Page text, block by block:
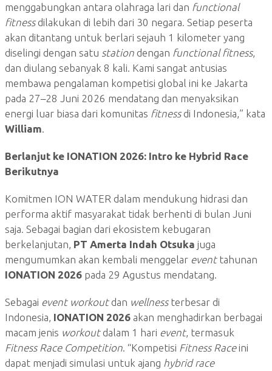
menggabungkan antara olahraga lari dan functional
fitnessdilakukan di lebih dari 30 negara. Setiap peserta
akan ditantang untuk berlari sejauh 1 kilometer yang
diselingi dengan satu station dengan functional fitness,
dan diulang sebanyak 8 kali. Kami sangat antusias
membawa pengalaman kompetisi global ini ke Jakarta
pada 27–28 Juni 2026 mendatang dan menyaksikan
energi luar biasa dari komunitas fitnessdi Indonesia,” kata
William
Berlanjut ke IONATION 2026: Intro ke Hybrid Race
Berikutnya
Komitmen ION WATER dalam mendukung hidrasi dan
performa aktif masyarakat tidak berhenti di bulan Juni
saja. Sebagai bagian dari ekosistem kebugaran
berkelanjutan, PT Amerta Indah Otsuka juga
mengumumkan akan kembali menggelar event tahunan
IONATION 2026 pada 29 Agustus mendatang.
Sebagai event workoutdan wellness terbesar di
Indonesia, IONATION 2026 akan menghadirkan berbagai
macam jenis workoutdalam 1 hari event, termasuk
Fitness Race Competition . “Kompetisi Fitness Raceini
dapat menjadi simulasi untuk ajang hybrid race